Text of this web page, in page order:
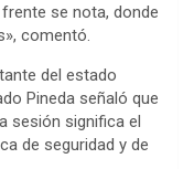
se nota, donde
comentó.
del estado
Pineda señaló que
sesión significa el
de seguridad y de